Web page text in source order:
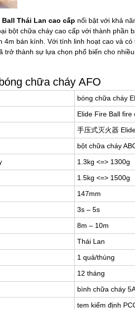
Thái Lan cao cấp nổi bật với khả
bột chữa cháy cao cấp với thành phần
4m bán kính. Với tính linh hoạt cao và
trở thành sự lựa chọn phổ biến cho
chữa cháy AFO
bóng chữa cháy
Elide Fire Ball fire
手压式灭火器
bột chữa cháy
1.3kg <=> 1300g
1.5kg <=> 1500g
147mm
3s – 5s
8m – 10m
Thái Lan
1 quả/thùng
12 tháng
bình chữa cháy
tem kiểm định